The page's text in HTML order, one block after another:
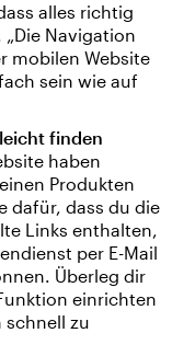
alles richtig
„Die Navigation
mobilen Website
sein wie auf
finden
haben
Produkten
dafür, dass du die
Links enthalten,
per E-Mail
Überleg dir
einrichten
schnell zu